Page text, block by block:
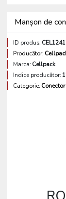
Manșon de
ID produs:
Producător:
Marca: Cellpack
Indice producător:
Categorie: